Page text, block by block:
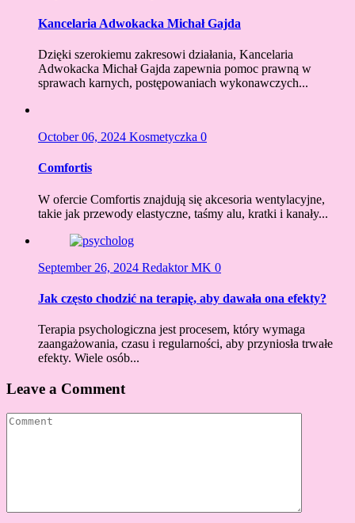
Kancelaria Adwokacka Michał Gajda
Dzięki szerokiemu zakresowi działania, Kancelaria
Adwokacka Michał Gajda zapewnia pomoc prawną w
sprawach karnych, postępowaniach wykonawczych...
October 06, 2024 Kosmetyczka 0
Comfortis
W ofercie Comfortis znajdują się akcesoria wentylacyjne,
takie jak przewody elastyczne, taśmy alu, kratki i kanały...
September 26, 2024 Redaktor MK 0
Jak często chodzić na terapię, aby dawała ona efekty?
Terapia psychologiczna jest procesem, który wymaga
zaangażowania, czasu i regularności, aby przyniosła trwałe
efekty. Wiele osób...
Leave a Comment